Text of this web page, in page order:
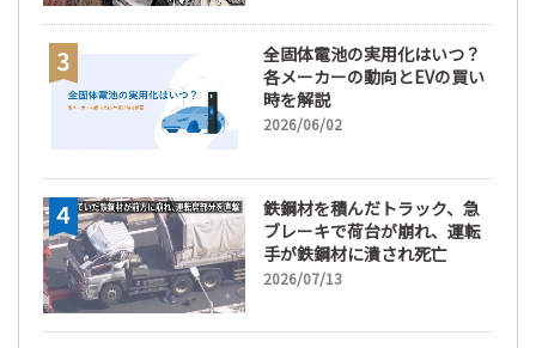
全固体電池の実用化はいつ？
各メーカーの動向とEVの買い
時を解説
2026/06/02
鉄鋼材を積んだトラック、急
ブレーキで荷台が崩れ、運転
手が鉄鋼材に潰され死亡
2026/07/13